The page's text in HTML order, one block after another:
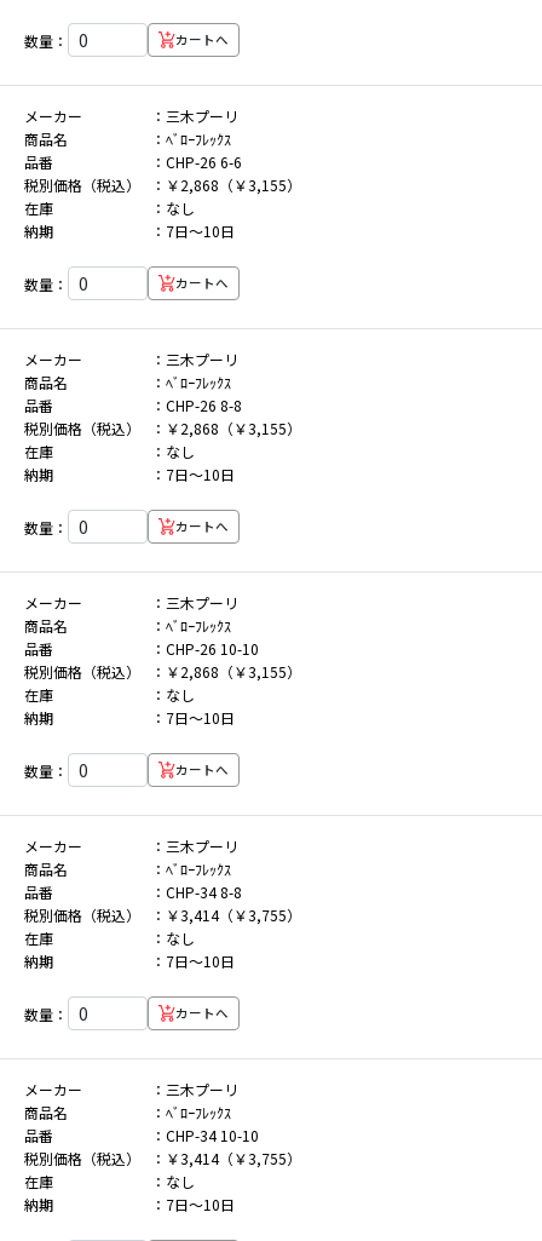
数量： カートへ
メーカー
三木プーリ
商品名
ﾍﾞﾛｰﾌﾚｯｸｽ
品番
CHP-26 6-6
税別価格（税込）
￥2,868（￥3,155）
在庫
なし
納期
7日～10日
数量： カートへ
メーカー
三木プーリ
商品名
ﾍﾞﾛｰﾌﾚｯｸｽ
品番
CHP-26 8-8
税別価格（税込）
￥2,868（￥3,155）
在庫
なし
納期
7日～10日
数量： カートへ
メーカー
三木プーリ
商品名
ﾍﾞﾛｰﾌﾚｯｸｽ
品番
CHP-26 10-10
税別価格（税込）
￥2,868（￥3,155）
在庫
なし
納期
7日～10日
数量： カートへ
メーカー
三木プーリ
商品名
ﾍﾞﾛｰﾌﾚｯｸｽ
品番
CHP-34 8-8
税別価格（税込）
￥3,414（￥3,755）
在庫
なし
納期
7日～10日
数量： カートへ
メーカー
三木プーリ
商品名
ﾍﾞﾛｰﾌﾚｯｸｽ
品番
CHP-34 10-10
税別価格（税込）
￥3,414（￥3,755）
在庫
なし
納期
7日～10日